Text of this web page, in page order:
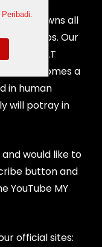
WUI owns all
the videos. Our
S.W.T
it becomes a
in human
will potray in
would like to
button and
YouTube MY
official sites: